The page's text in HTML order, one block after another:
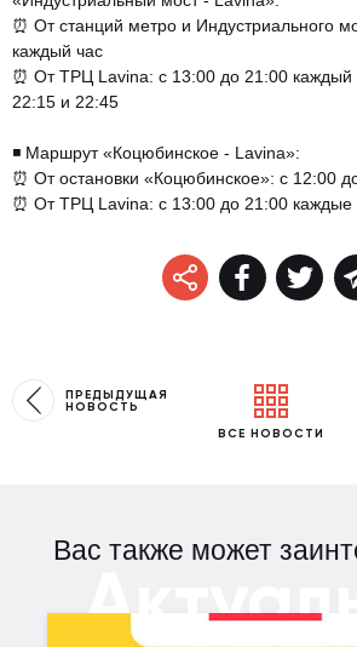
⏰ От станций метро и Индустриального
каждый час
⏰ От ТРЦ Lavina: с 13:00 до 21:00 каждый
22:15 и 22:45
◾️ Маршрут «Коцюбинское - Lavina»:
⏰ От остановки «Коцюбинское»: с 12:00
⏰ От ТРЦ Lavina: с 13:00 до 21:00 каждые
ПРЕДЫДУЩАЯ
НОВОСТЬ
ВСЕ НОВОСТИ
Вас также может